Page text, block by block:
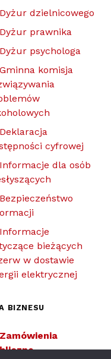
Dyżur dzielnicowego
Dyżur prawnika
Dyżur psychologa
Gminna komisja
Deklaracja
cyfrowej
Informacje dla osób
Bezpieczeństwo
Informacje
bieżących
w dostawie
elektrycznej
BIZNESU
Zamówienia